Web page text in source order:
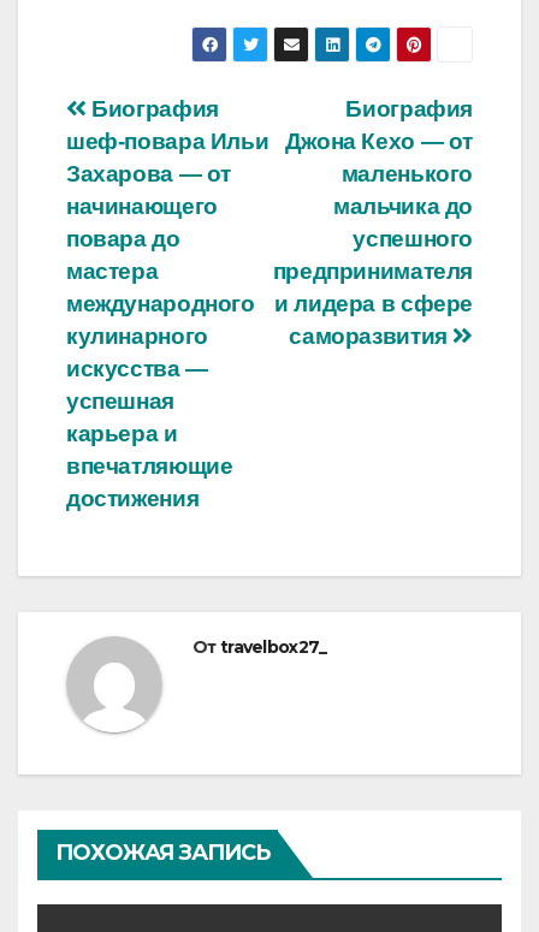
Навигация
по
записям
Биография
Джона Кехо — от
маленького
мальчика до
успешного
предпринимателя
и лидера в сфере
саморазвития
Биография
шеф-повара Ильи
Захарова — от
начинающего
повара до
мастера
международного
кулинарного
искусства —
успешная
карьера и
впечатляющие
достижения
Отtravelbox27_
ПОХОЖАЯ ЗАПИСЬ